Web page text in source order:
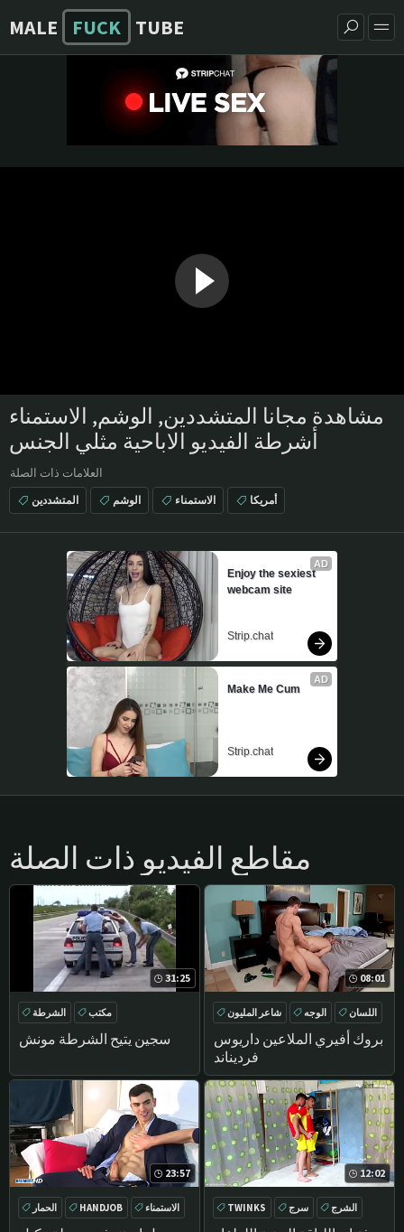
MALE FUCK TUBE
مشاهدة مجانا المتشددين, الوشم, الاستمناء
أشرطة الفيديو الاباحية مثلي الجنس
العلامات ذات الصلة
المتشددين الوشم الاستمناء أمريكا
AD
Enjoy the sexiest
webcam site
Strip.chat
AD
Make Me Cum
Strip.chat
مقاطع الفيديو ذات الصلة
31:25
سجين يتيح الشرطة مونش
الشرطة مكتب
08:01
بروك أفيري الملاعين داريوس
فرديناند
شاعر المليون الوجه
اللسان
23:57
الحمار HANDJOB
الاستمناء
12:02
TWINKS سرج
الشرج